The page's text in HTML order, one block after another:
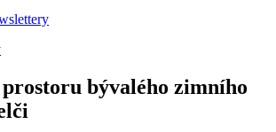
bývalého zimního